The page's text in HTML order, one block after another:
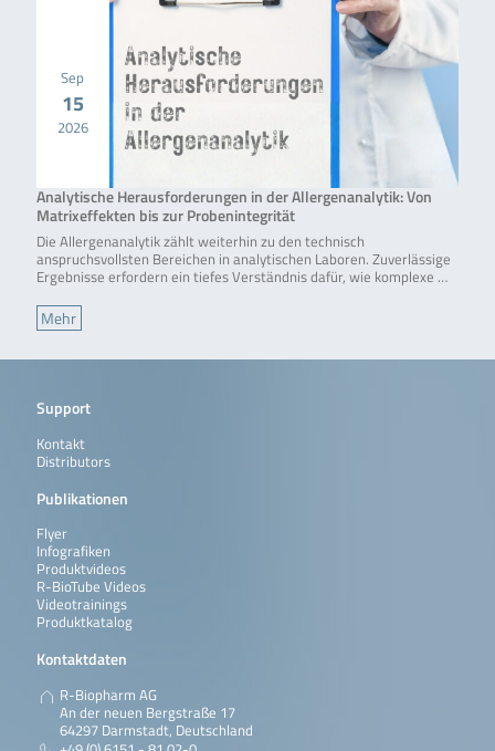
Sep
15
2026
Analytische Herausforderungen in der Allergenanalytik: Von
Matrixeffekten bis zur Probenintegrität
Die Allergenanalytik zählt weiterhin zu den technisch
anspruchsvollsten Bereichen in analytischen Laboren. Zuverlässige
Ergebnisse erfordern ein tiefes Verständnis dafür, wie komplexe …
Mehr
Support
Kontakt
Distributors
Publikationen
Flyer
Infografiken
Produktvideos
R-BioTube Videos
Videotrainings
Produktkatalog
Kontaktdaten
R-Biopharm AG
An der neuen Bergstraße 17
64297 Darmstadt, Deutschland